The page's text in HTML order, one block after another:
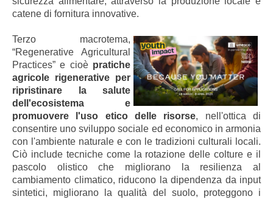
catene di fornitura innovative.
Terzo macrotema,
“Regenerative Agricultural
Practices” e cioè pratiche
agricole rigenerative per
ripristinare la salute
dell'ecosistema e
promuovere l'uso etico delle risorse, nell'ottica di
consentire uno sviluppo sociale ed economico in armonia
con l'ambiente naturale e con le tradizioni culturali locali.
Ciò include tecniche come la rotazione delle colture e il
pascolo olistico che migliorano la resilienza al
cambiamento climatico, riducono la dipendenza da input
sintetici, migliorano la qualità del suolo, proteggono i